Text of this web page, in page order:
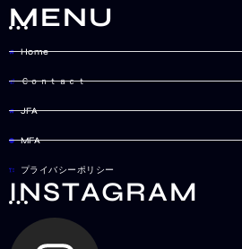
MENU
Home
Ｃｏｎｔａｃｔ
JFA
MFA
プライバシーポリシー
INSTAGRAM